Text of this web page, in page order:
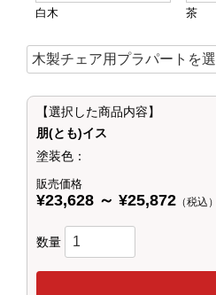
白木 茶
【選択した商品内容】
朋(とも)イス
塗装色：
販売価格
¥23,628 ～ ¥25,872 （税込）
数量